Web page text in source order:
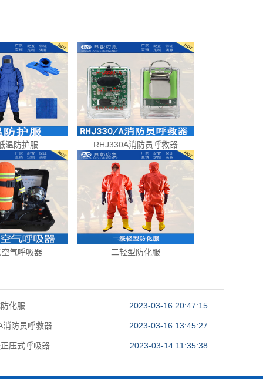
温防护服 RHJ330A消防员呼救器
气呼吸器 二轻型防化服
化服 2023-03-16 20:47:15
消防员呼救器 2023-03-16 13:45:27
压式呼吸器 2023-03-14 11:35:38